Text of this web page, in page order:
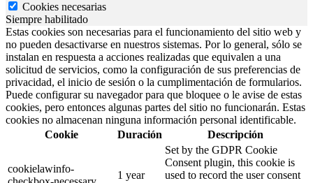
Cookies necesarias
Siempre habilitado
Estas cookies son necesarias para el funcionamiento del sitio web y
no pueden desactivarse en nuestros sistemas. Por lo general, sólo se
instalan en respuesta a acciones realizadas que equivalen a una
solicitud de servicios, como la configuración de sus preferencias de
privacidad, el inicio de sesión o la cumplimentación de formularios.
Puede configurar su navegador para que bloquee o le avise de estas
cookies, pero entonces algunas partes del sitio no funcionarán. Estas
cookies no almacenan ninguna información personal identificable.
Cookie
Duración Descripción
cookielawinfo-
1 year
Set by the GDPR Cookie
Consent plugin, this cookie is
used to record the user consent